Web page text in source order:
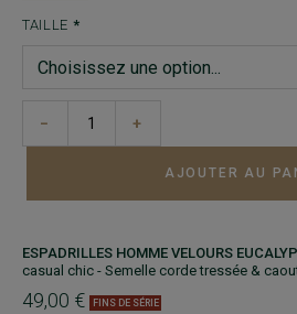
TAILLE
− +
AJOUTER AU
ESPADRILLES HOMME VELOURS
casual chic - Semelle corde tressée &
49,00 € FINS DE SÉRIE